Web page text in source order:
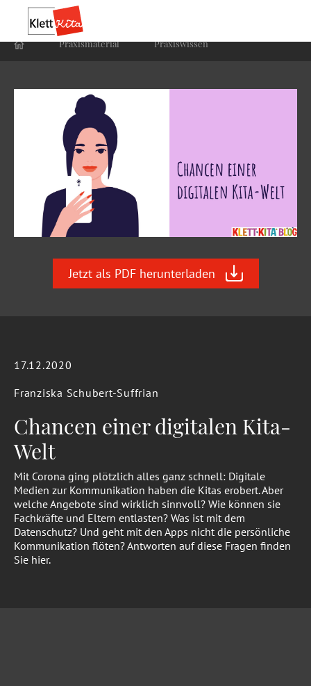
Praxis­material Praxis­wissen
Jetzt als PDF herunterladen
17.12.2020
Franziska Schubert-Suffrian
Chancen einer digitalen Kita-
Welt
Mit Corona ging plötzlich alles ganz schnell: Digitale
Medien zur Kommunikation haben die Kitas erobert. Aber
welche Angebote sind wirklich sinnvoll? Wie können sie
Fachkräfte und Eltern entlasten? Was ist mit dem
Datenschutz? Und geht mit den Apps nicht die persönliche
Kommunikation flöten? Antworten auf diese Fragen finden
Sie hier.